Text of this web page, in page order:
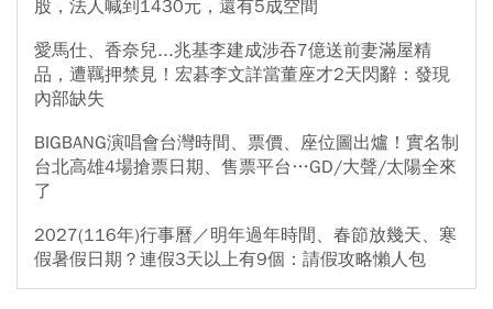
股，法人喊到1430元，還有5成空間
愛馬仕、香奈兒...兆基李建成涉吞7億送前妻滿屋精
品，遭羈押禁見！宏碁李文詳當董座才2天閃辭：發現
內部缺失
BIGBANG演唱會台灣時間、票價、座位圖出爐！實名制
台北高雄4場搶票日期、售票平台…GD/大聲/太陽全來
了
2027(116年)行事曆／明年過年時間、春節放幾天、寒
假暑假日期？連假3天以上有9個：請假攻略懶人包